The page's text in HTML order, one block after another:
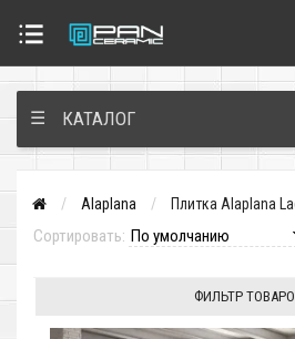
☰ КАТАЛОГ
Alaplana Плитка Alaplana
Сортировать:
ФИЛЬТР